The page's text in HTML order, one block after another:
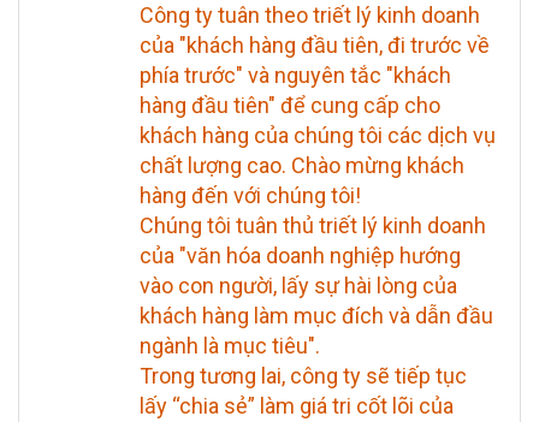
Công ty tuân theo triết lý kinh doanh
của "khách hàng đầu tiên, đi trước về
phía trước" và nguyên tắc "khách
hàng đầu tiên" để cung cấp cho
khách hàng của chúng tôi các dịch vụ
chất lượng cao. Chào mừng khách
hàng đến với chúng tôi!
Chúng tôi tuân thủ triết lý kinh doanh
của "văn hóa doanh nghiệp hướng
vào con người, lấy sự hài lòng của
khách hàng làm mục đích và dẫn đầu
ngành là mục tiêu".
Trong tương lai, công ty sẽ tiếp tục
lấy “chia sẻ” làm giá tri cốt lõi của